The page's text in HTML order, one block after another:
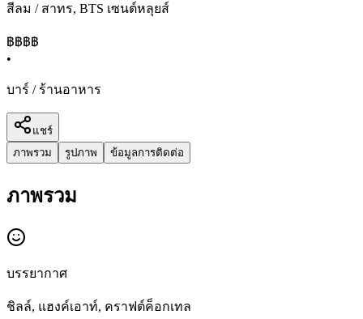
สีลม / สาทร, BTS เซนต์หลุยส์
฿฿฿฿
•
บาร์ / ร้านอาหาร
แชร์
ภาพรวม
รูปภาพ ข้อมูลการติดต่อ
ภาพรวม
บรรยากาศ
ชิลล์, แฮงค์เอาท์, คราฟต์ค็อกเทล